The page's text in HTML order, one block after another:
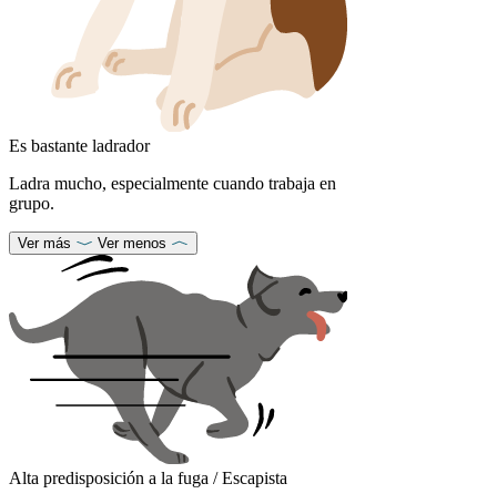
Es bastante ladrador
Ladra mucho, especialmente cuando trabaja en
grupo.
Ver más Ver menos
Alta predisposición a la fuga / Escapista